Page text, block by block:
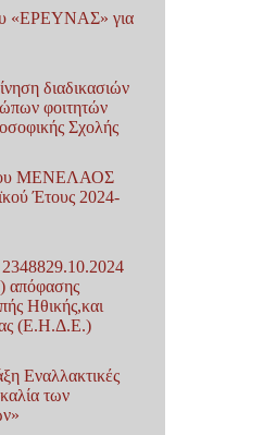
«ΕΡΕΥΝΑΣ» για
διαδικασιών
φοιτητών
Σχολής
ΜΕΝΕΛΑΟΣ
Έτους 2024-
2348829.10.2024
Ηθικής,και
(Ε.Η.Δ.Ε.)
Εναλλακτικές
των